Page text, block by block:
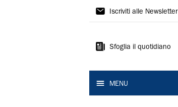
Gazzetta
Reggio
Iscriviti alle Newsletter
Sfoglia il quotidiano
MENU